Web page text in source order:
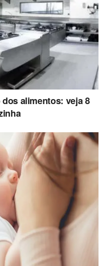
alimentos: veja 8